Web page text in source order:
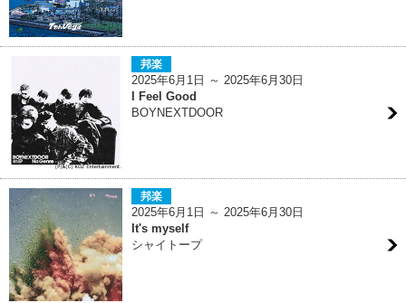
邦楽
2025年6月1日 ～ 2025年6月30日
I Feel Good
BOYNEXTDOOR
邦楽
2025年6月1日 ～ 2025年6月30日
It's myself
シャイトープ